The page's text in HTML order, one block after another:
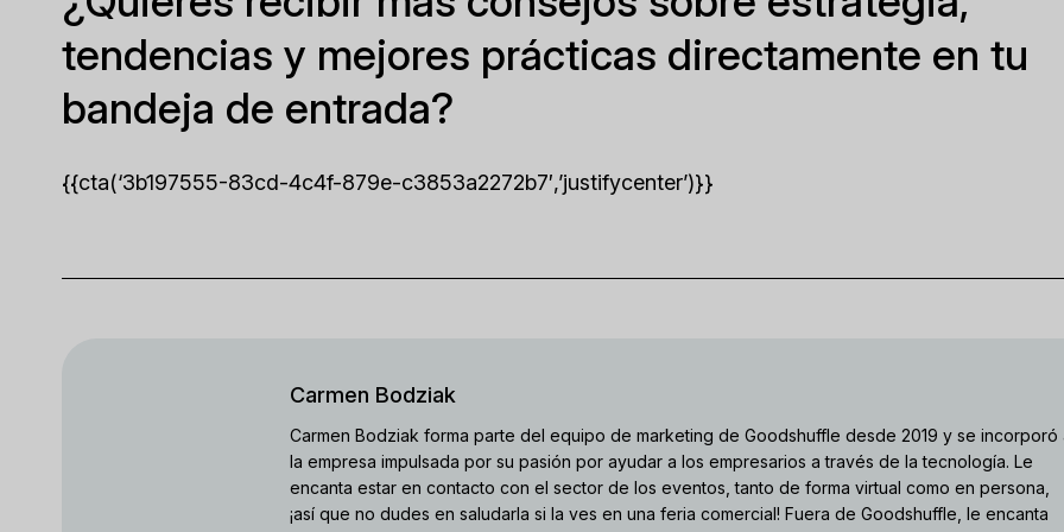
tendencias y mejores prácticas directamente en tu
bandeja de entrada?
{{cta(‘3b197555-83cd-4c4f-879e-c3853a2272b7′,’justifycenter’)}}
Carmen Bodziak
Carmen Bodziak forma parte del equipo de marketing de Goodshuffle desde 2019 y se incorporó
la empresa impulsada por su pasión por ayudar a los empresarios a través de la tecnología. Le
encanta estar en contacto con el sector de los eventos, tanto de forma virtual como en persona,
¡así que no dudes en saludarla si la ves en una feria comercial! Fuera de Goodshuffle, le encanta